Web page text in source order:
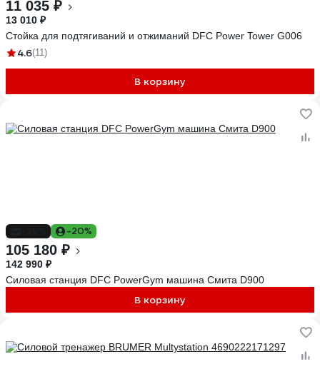
11 035 ₽
13 010 ₽
Стойка для подтягиваний и отжиманий DFC Power Tower G006
4.6(11)
В корзину
-20%
105 180 ₽
142 990 ₽
Силовая станция DFC PowerGym машина Смита D900
В корзину